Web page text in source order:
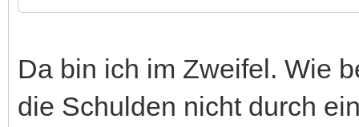
Da bin ich im Zweifel. Wie
die Schulden nicht durch